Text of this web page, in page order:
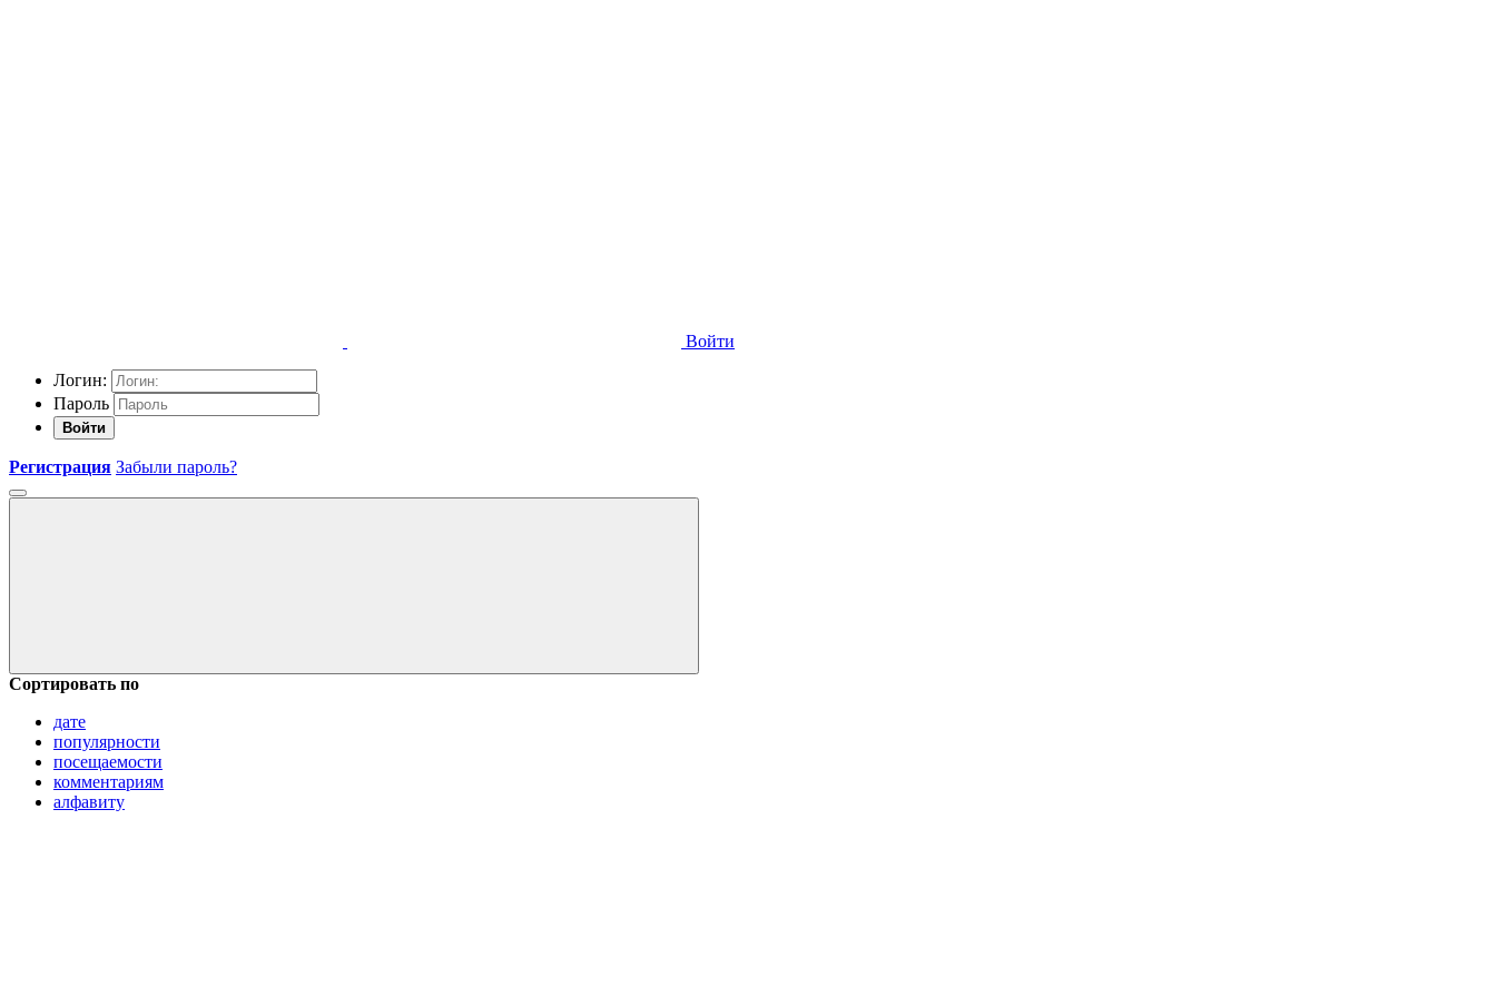
Войти
Логин:
Пароль
Войти
Регистрация Забыли пароль?
Сортировать по
дате
популярности
посещаемости
комментариям
алфавиту